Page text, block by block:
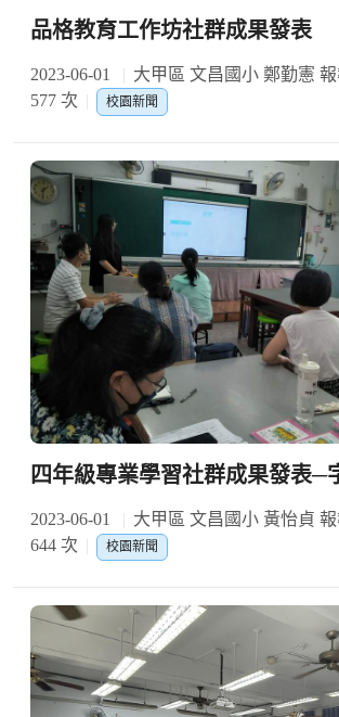
品格教育工作坊社群成果發表
2023-06-01 大甲區 文昌國小 鄭勤憲
577 次
校園新聞
四年級專業學習社群成果發表─
2023-06-01 大甲區 文昌國小 黃怡貞
644 次
校園新聞